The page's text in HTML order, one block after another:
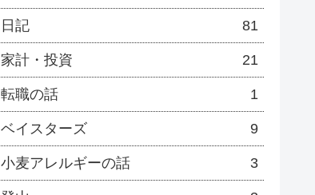
日記 81
家計・投資 21
転職の話 1
ベイスターズ 9
小麦アレルギーの話 3